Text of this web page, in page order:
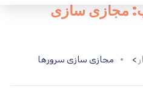
مجازی سازی
> مجازی سازی سرورها